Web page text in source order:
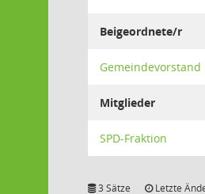
Beigeordnete/r
Gemeindevorstand
Mitglieder
SPD-Fraktion
3 Sätze Letzte